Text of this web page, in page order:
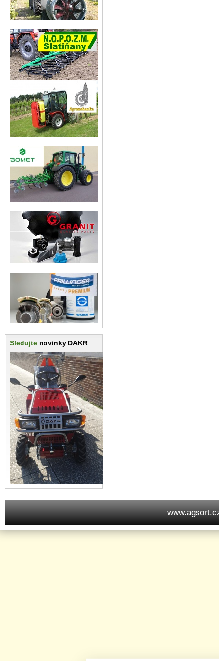
Sledujte novinky DAKR